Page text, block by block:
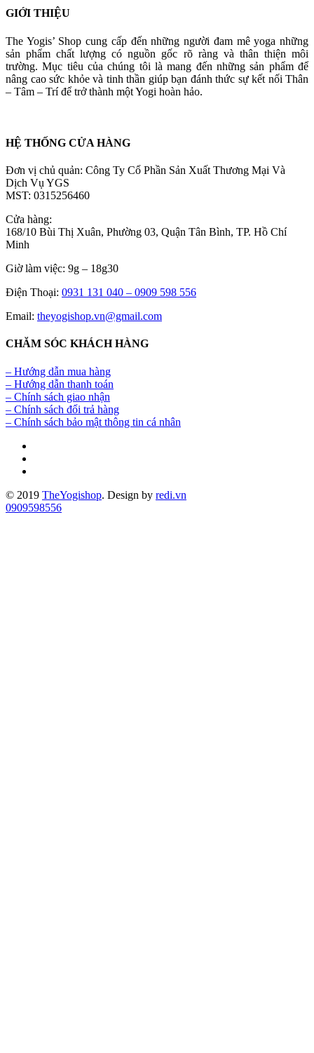
GIỚI THIỆU
The Yogis’ Shop cung cấp đến những người đam mê yoga những
sản phẩm chất lượng có nguồn gốc rõ ràng và thân thiện môi
trường. Mục tiêu của chúng tôi là mang đến những sản phẩm để
nâng cao sức khỏe và tinh thần giúp bạn đánh thức sự kết nối Thân
– Tâm – Trí để trở thành một Yogi hoàn hảo.
HỆ THỐNG CỬA HÀNG
Đơn vị chủ quản: Công Ty Cổ Phần Sản Xuất Thương Mại Và
Dịch Vụ YGS
MST: 0315256460
Cửa hàng:
168/10 Bùi Thị Xuân, Phường 03, Quận Tân Bình, TP. Hồ Chí
Minh
Giờ làm việc: 9g – 18g30
Điện Thoại: 0931 131 040 – 0909 598 556
Email: theyogishop.vn@gmail.com
CHĂM SÓC KHÁCH HÀNG
– Hướng dẫn mua hàng
– Hướng dẫn thanh toán
– Chính sách giao nhận
– Chính sách đổi trả hàng
– Chính sách bảo mật thông tin cá nhân
© 2019 TheYogishop. Design by redi.vn
0909598556